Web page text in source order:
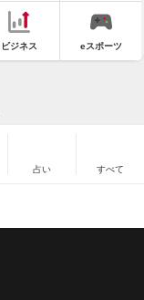
ビジネス eスポーツ
占い すべて